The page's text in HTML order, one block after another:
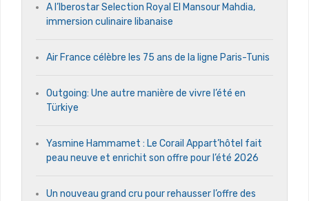
A l’Iberostar Selection Royal El Mansour Mahdia,
immersion culinaire libanaise
Air France célèbre les 75 ans de la ligne Paris-Tunis
Outgoing: Une autre manière de vivre l’été en
Türkiye
Yasmine Hammamet : Le Corail Appart’hôtel fait
peau neuve et enrichit son offre pour l’été 2026
Un nouveau grand cru pour rehausser l’offre des